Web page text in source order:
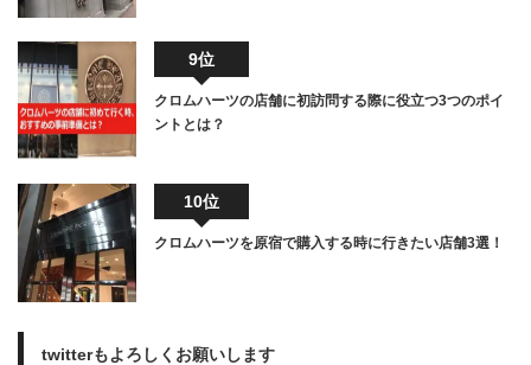
9位
クロムハーツの店舗に初訪問する際に役立つ3つのポイ
ントとは？
10位
クロムハーツを原宿で購入する時に行きたい店舗3選！
twitterもよろしくお願いします